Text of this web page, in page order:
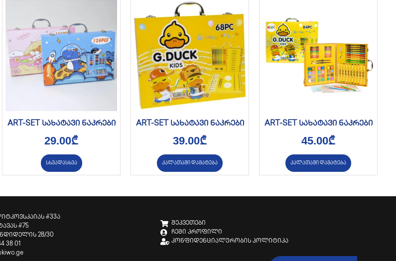
ART-SET სახატავი ნაკრები
29.00₾
სხვადასხვა
ART-SET სახატავი ნაკრები
39.00₾
კალათაში დამატება
ART-SET სახატავი ნაკრები
45.00₾
კალათაში დამატება
#33ა
#75
28/30
38 01
შეკვეთები
ჩემი პროფილი
კონფიდენციალურობის პოლიტიკა